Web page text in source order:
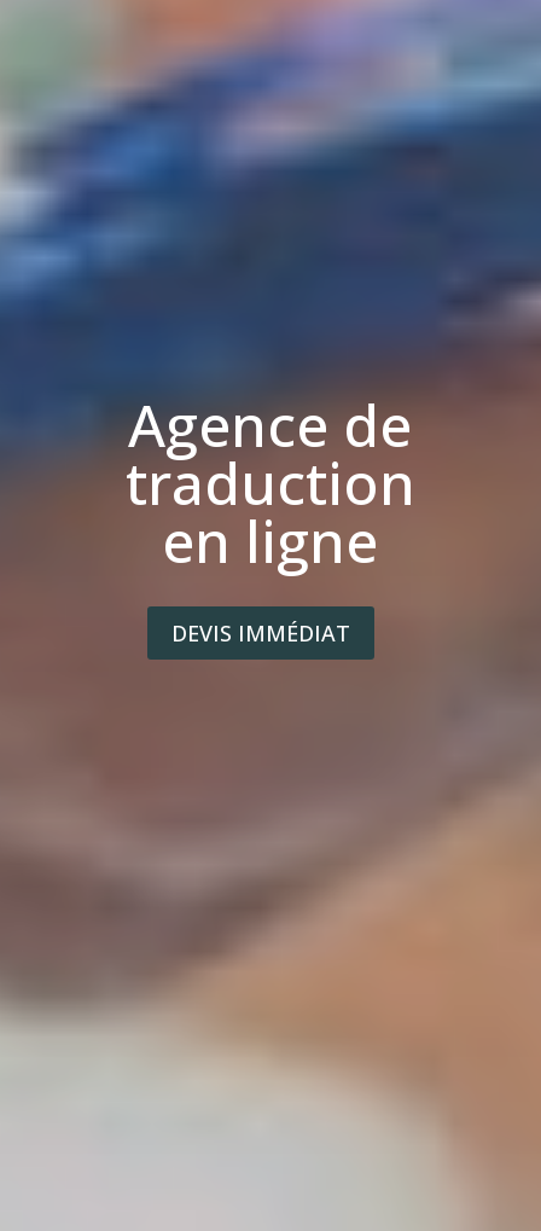
Agence de
traduction
en ligne
DEVIS IMMÉDIAT